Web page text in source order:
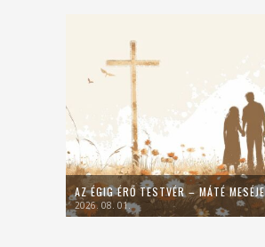
AZ ÉGIG ÉRŐ TESTVÉR – MÁTÉ MESÉJE
2026. 08. 01.